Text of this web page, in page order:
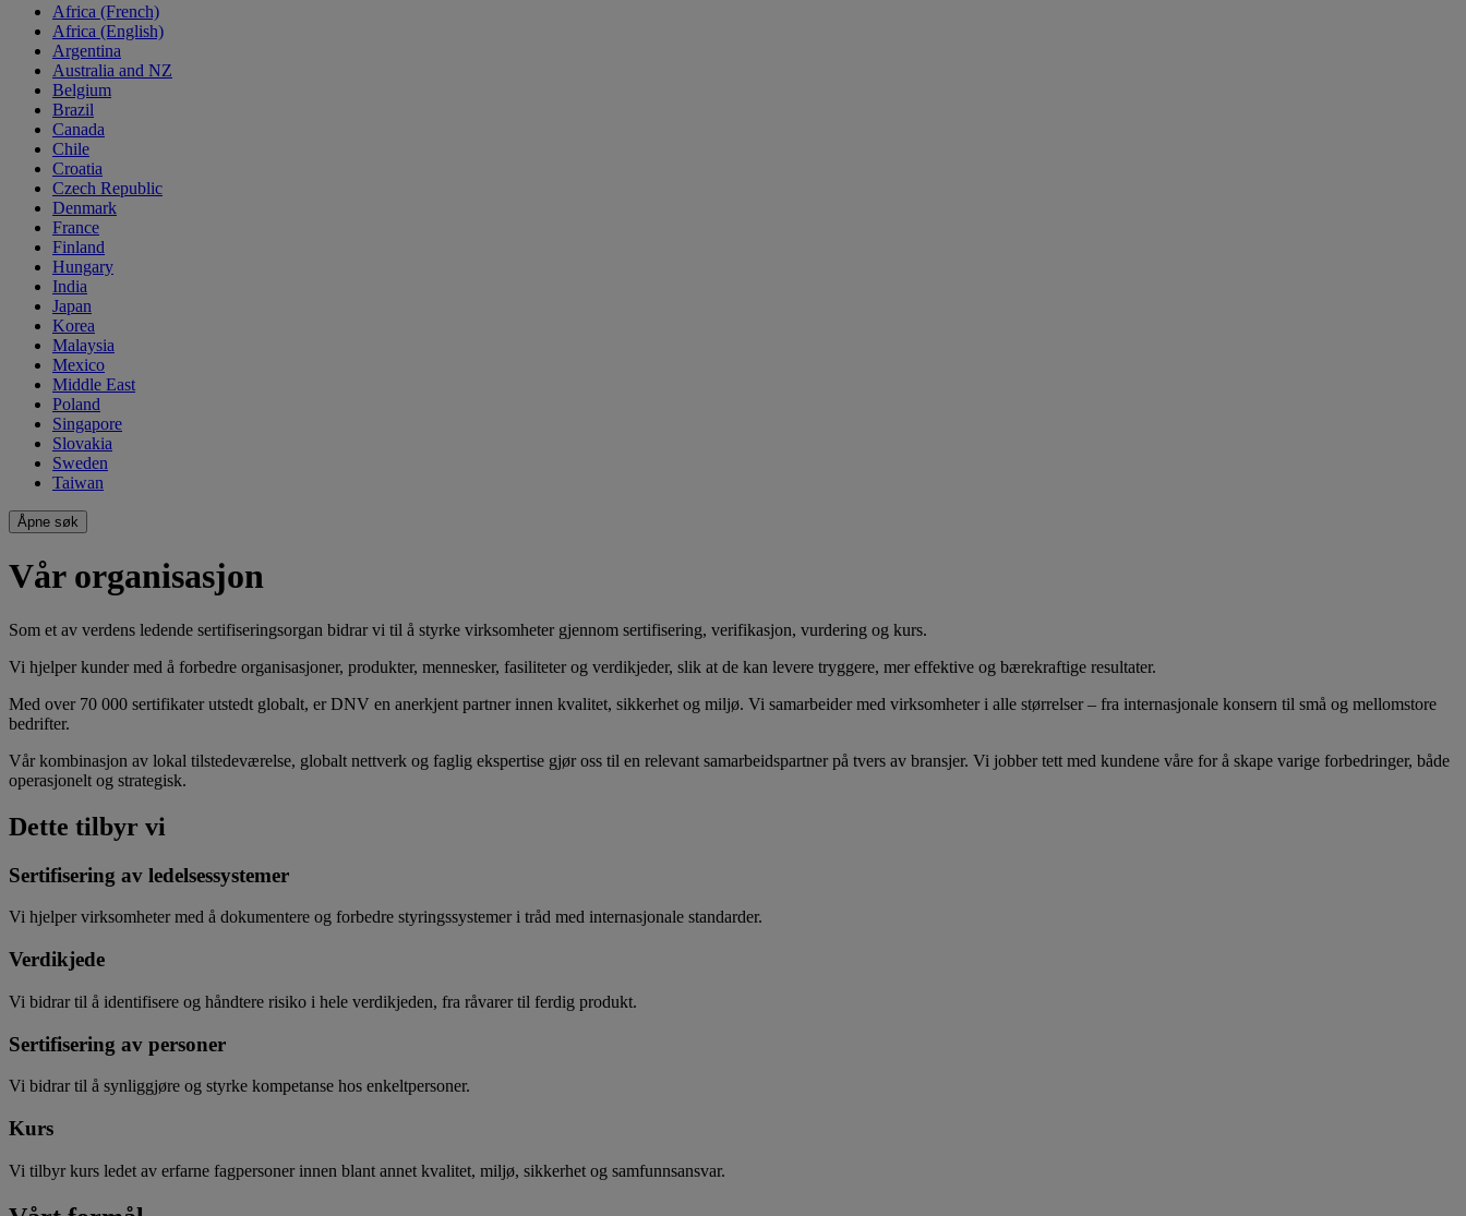
Africa (French)
Africa (English)
Argentina
Australia and NZ
Belgium
Brazil
Canada
Chile
Croatia
Czech Republic
Denmark
France
Finland
Hungary
India
Japan
Korea
Malaysia
Mexico
Middle East
Poland
Singapore
Slovakia
Sweden
Taiwan
Åpne søk
Vår organisasjon
Som et av verdens ledende sertifiseringsorgan bidrar vi til å styrke virksomheter gjennom sertifisering, verifikasjon, vurdering og kurs.
Vi hjelper kunder med å forbedre organisasjoner, produkter, mennesker, fasiliteter og verdikjeder, slik at de kan levere tryggere, mer effektive og bærekraftige resultater.
Med over 70 000 sertifikater utstedt globalt, er DNV en anerkjent partner innen kvalitet, sikkerhet og miljø. Vi samarbeider med virksomheter i alle størrelser – fra internasjonale konsern til små og mellomstore
bedrifter.
Vår kombinasjon av lokal tilstedeværelse, globalt nettverk og faglig ekspertise gjør oss til en relevant samarbeidspartner på tvers av bransjer. Vi jobber tett med kundene våre for å skape varige forbedringer, både
operasjonelt og strategisk.
Dette tilbyr vi
Sertifisering av ledelsessystemer
Vi hjelper virksomheter med å dokumentere og forbedre styringssystemer i tråd med internasjonale standarder.
Verdikjede
Vi bidrar til å identifisere og håndtere risiko i hele verdikjeden, fra råvarer til ferdig produkt.
Sertifisering av personer
Vi bidrar til å synliggjøre og styrke kompetanse hos enkeltpersoner.
Kurs
Vi tilbyr kurs ledet av erfarne fagpersoner innen blant annet kvalitet, miljø, sikkerhet og samfunnsansvar.